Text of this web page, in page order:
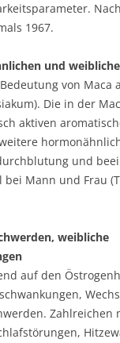
1967.
und
von Maca
Die in der
aktiven
und
bei Mann und Frau
weibliche
auf den
Zahlreichen